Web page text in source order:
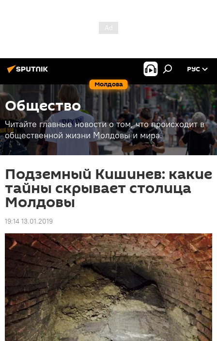
Молдова
РУС
Общество
Читайте главные новости о том, что происходит в
общественной жизни Молдовы и мира.
Подземный Кишинев: какие
тайны скрывает столица
Молдовы
19:14 13.01.2019